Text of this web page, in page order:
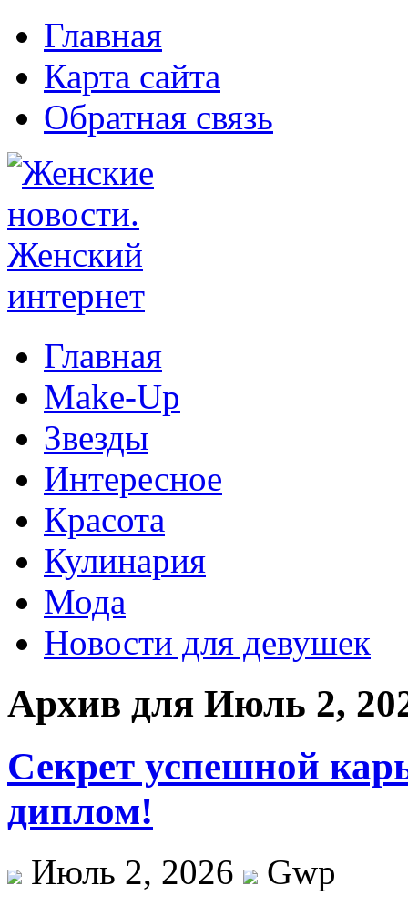
Главная
Карта сайта
Обратная связь
Главная
Make-Up
Звезды
Интересное
Красота
Кулинария
Мода
Новости для девушек
Архив для Июль 2,
Секрет успешной
диплом!
Июль 2, 2026
Gwp